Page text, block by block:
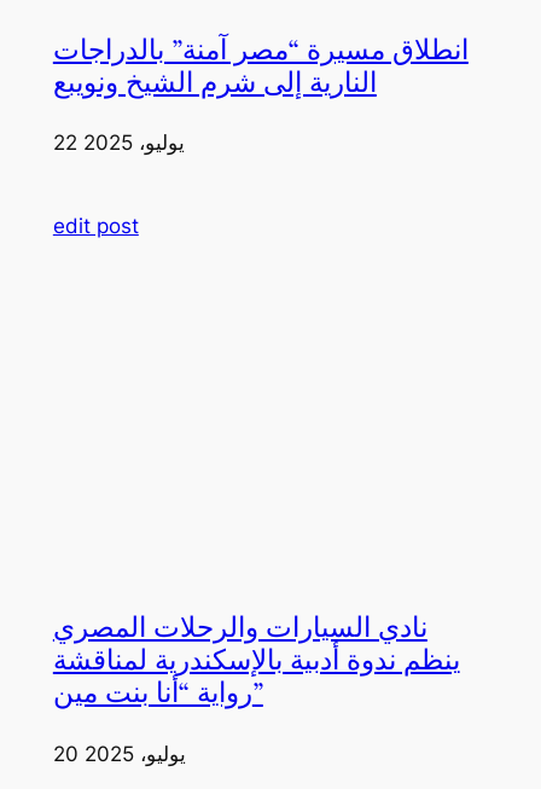
انطلاق مسيرة “مصر آمنة” بالدراجات
النارية إلى شرم الشيخ ونويبع
22 يوليو، 2025
edit post
نادي السيارات والرحلات المصري
ينظم ندوة أدبية بالإسكندرية لمناقشة
رواية “أنا بنت مين”
20 يوليو، 2025